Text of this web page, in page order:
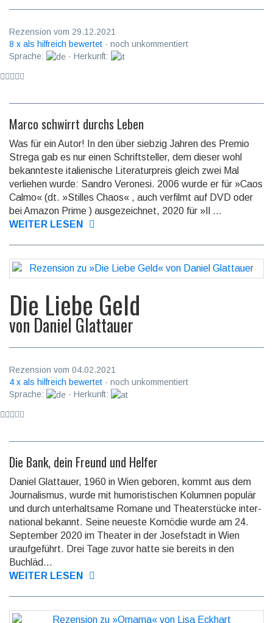
Rezension vom 29.12.2021
8 x als hilfreich bewertet · noch unkommentiert
Sprache:
· Herkunft:
Marco schwirrt durchs Leben
Was für ein Autor! In den über siebzig Jahren des Premio
Strega gab es nur einen Schrift­steller, dem dieser wohl
bekann­teste italie­nische Literatur­preis gleich zwei Mal
verliehen wurde: Sandro Veronesi. 2006 wurde er für »Caos
Calmo« (dt. »Stilles Chaos« , auch verfilmt auf DVD oder
bei Amazon Prime ) ausge­zeichnet, 2020 für »Il ...
WEITER LESEN
Die Liebe Geld
von Daniel Glattauer
Rezension vom 04.02.2021
4 x als hilfreich bewertet · noch unkommentiert
Sprache:
· Herkunft:
Die Bank, dein Freund und Helfer
Daniel Glattauer, 1960 in Wien geboren, kommt aus dem
Journa­lismus, wurde mit humoris­tischen Kolumnen populär
und durch unterhalt­same Romane und Theater­stücke inter­
national bekannt. Seine neueste Komödie wurde am 24.
September 2020 im Theater in der Josef­stadt in Wien
urauf­geführt. Drei Tage zuvor hatte sie bereits in den
Buchläd...
WEITER LESEN